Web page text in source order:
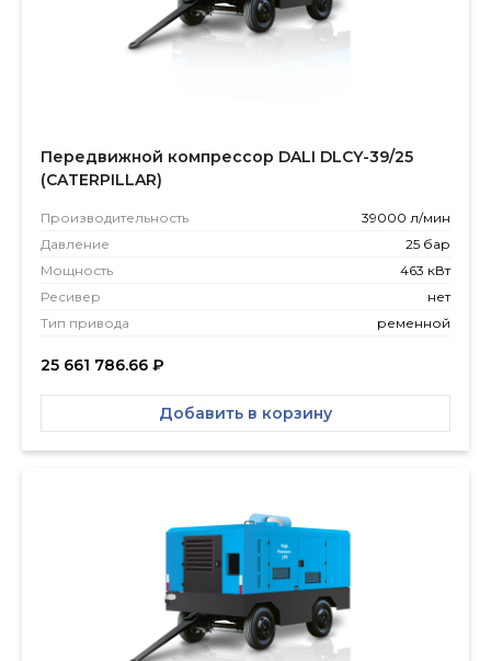
Передвижной компрессор DALI DLCY-39/25
(CATERPILLAR)
Производитель­ность
39000 л/мин
Давление
25 бар
Мощность
463 кВт
Ресивер
нет
Тип привода
ременной
25 661 786.66 ₽
Добавить в корзину